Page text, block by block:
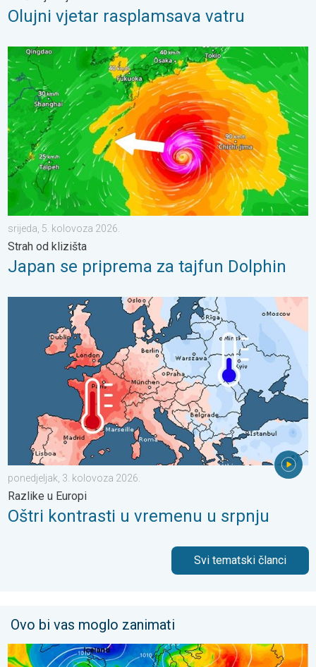
Olujni vjetar rasplamsava vatru
Japan se priprema za tajfun Dolphin. Strah od klizišta. . .
srijeda, 5. kolovoza 2026.
Strah od klizišta
Japan se priprema za tajfun Dolphin
Oštri kontrasti u vremenu u srpnju. Razlike u Europi. . .
ponedjeljak, 3. kolovoza 2026.
Razlike u Europi
Oštri kontrasti u vremenu u srpnju
Svi tematski članci
Ovo bi vas moglo zanimati
Još toplije do petka, 40-ice se šire. Ljetne vrućine. . . utorak,